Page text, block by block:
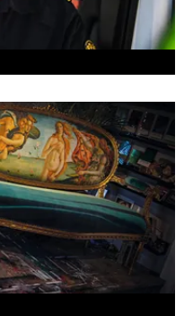
du va så bra att prata med.